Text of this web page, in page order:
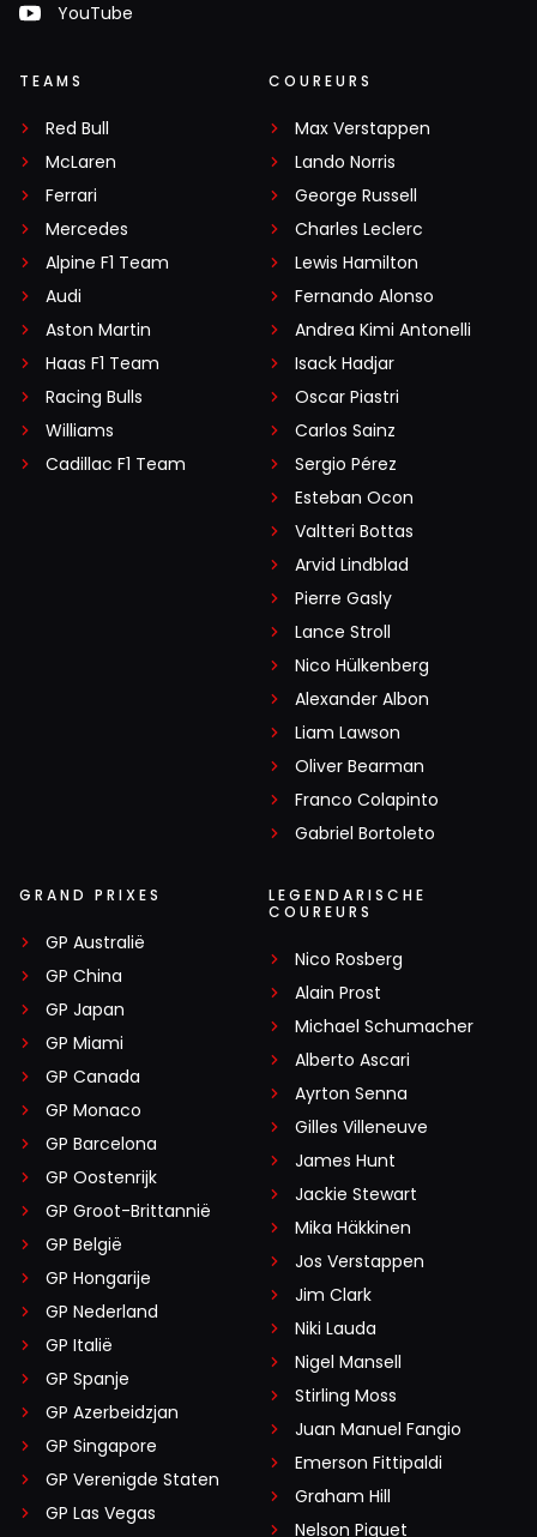
YouTube
TEAMS
Red Bull
McLaren
Ferrari
Mercedes
Alpine F1 Team
Audi
Aston Martin
Haas F1 Team
Racing Bulls
Williams
Cadillac F1 Team
COUREURS
Max Verstappen
Lando Norris
George Russell
Charles Leclerc
Lewis Hamilton
Fernando Alonso
Andrea Kimi Antonelli
Isack Hadjar
Oscar Piastri
Carlos Sainz
Sergio Pérez
Esteban Ocon
Valtteri Bottas
Arvid Lindblad
Pierre Gasly
Lance Stroll
Nico Hülkenberg
Alexander Albon
Liam Lawson
Oliver Bearman
Franco Colapinto
Gabriel Bortoleto
GRAND PRIXES
GP Australië
GP China
GP Japan
GP Miami
GP Canada
GP Monaco
GP Barcelona
GP Oostenrijk
GP Groot-Brittannië
GP België
GP Hongarije
GP Nederland
GP Italië
GP Spanje
GP Azerbeidzjan
GP Singapore
GP Verenigde Staten
GP Las Vegas
LEGENDARISCHE
COUREURS
Nico Rosberg
Alain Prost
Michael Schumacher
Alberto Ascari
Ayrton Senna
Gilles Villeneuve
James Hunt
Jackie Stewart
Mika Häkkinen
Jos Verstappen
Jim Clark
Niki Lauda
Nigel Mansell
Stirling Moss
Juan Manuel Fangio
Emerson Fittipaldi
Graham Hill
Nelson Piquet